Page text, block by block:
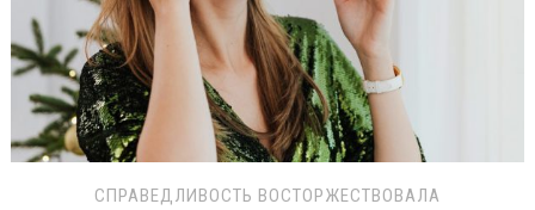
СПРАВЕДЛИВОСТЬ ВОСТОРЖЕСТВОВАЛА